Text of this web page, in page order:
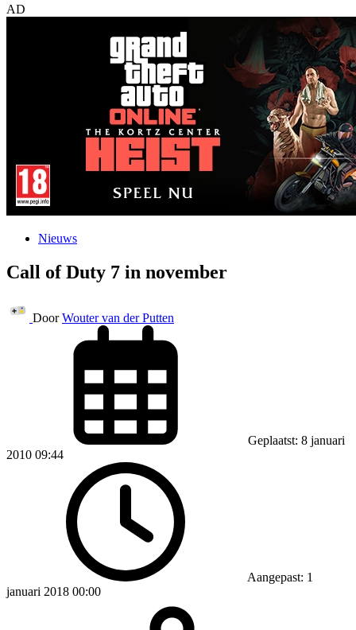
AD
Nieuws
Call of Duty 7 in november
Door Wouter van der Putten
Geplaatst: 8 januari
2010 09:44
Aangepast: 1
januari 2018 00:00